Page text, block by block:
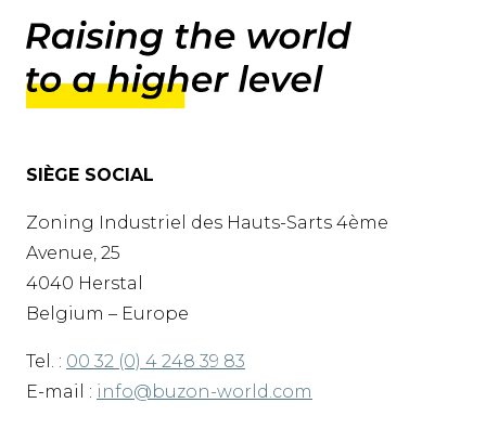
SIÈGE SOCIAL
Zoning Industriel des Hauts-Sarts 4ème
Avenue, 25
4040 Herstal
Belgium – Europe
Tel. : 00 32 (0) 4 248 39 83
E-mail : info@buzon-world.com